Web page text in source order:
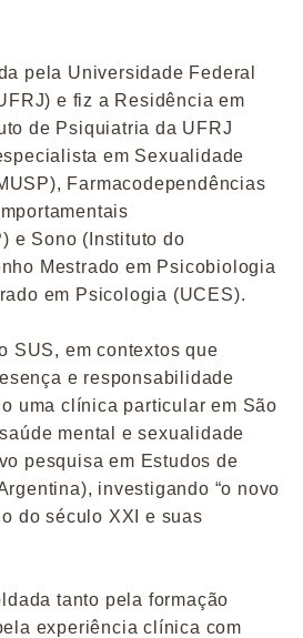
pela Universidade Federal
e fiz a Residência em
de Psiquiatria da UFRJ
em Sexualidade
Farmacodependências
e Sono (Instituto do
Mestrado em Psicobiologia
em Psicologia (UCES).
SUS, em contextos que
e responsabilidade
uma clínica particular em São
mental e sexualidade
pesquisa em Estudos de
investigando “o novo
do século XXI e suas
tanto pela formação
experiência clínica com